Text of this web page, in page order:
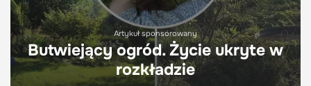
Artykuł sponsorowany
Butwiejący ogród. Życie ukryte w
rozkładzie